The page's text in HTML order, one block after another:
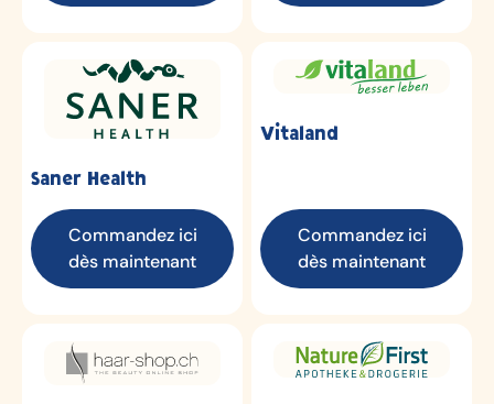
Saner Health
Commandez ici
dès maintenant
Vitaland
Commandez ici
dès maintenant